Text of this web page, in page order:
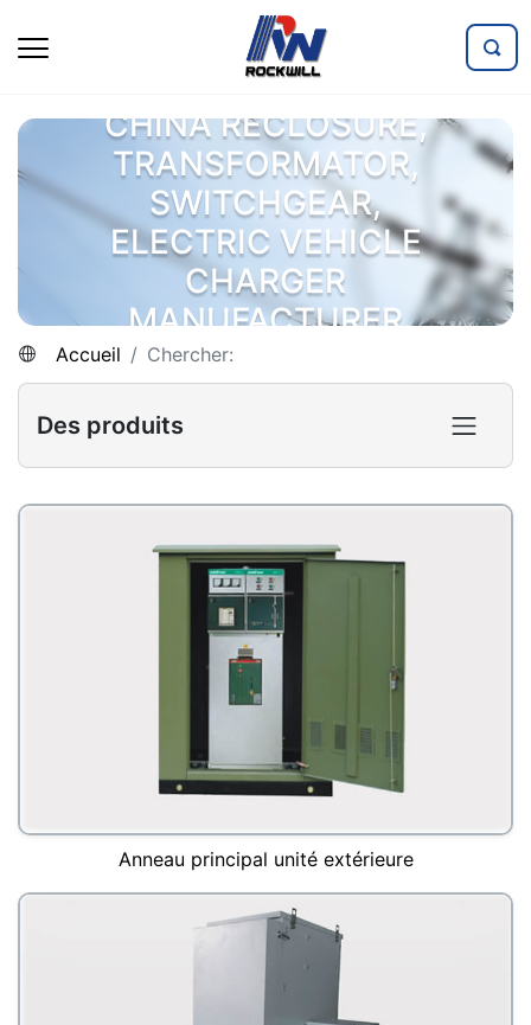
CHINA RECLOSURE,
TRANSFORMATOR,
SWITCHGEAR,
ELECTRIC VEHICLE
CHARGER
MANUFACTURER
Accueil Chercher:
Des produits
Anneau principal unité extérieure